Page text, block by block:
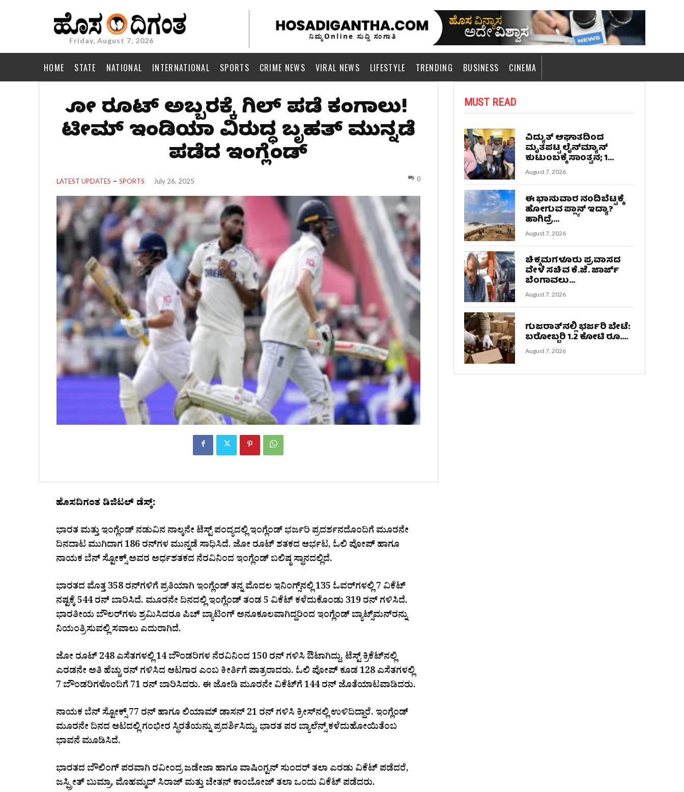
Friday, August 7, 2026
HOME STATE NATIONAL INTERNATIONAL SPORTS CRIME NEWS VIRAL NEWS LIFESTYLE TRENDING BUSINESS CINEMA
ಜೋ ರೂಟ್ ಅಬ್ಬರಕ್ಕೆ ಗಿಲ್ ಪಡೆ ಕಂಗಾಲು!
ಟೀಮ್ ಇಂಡಿಯಾ ವಿರುದ್ಧ ಬೃಹತ್ ಮುನ್ನಡೆ
ಪಡೆದ ಇಂಗ್ಲೆಂಡ್
LATEST UPDATES SPORTS July 26, 2025 0
ಹೊಸದಿಗಂತ ಡಿಜಿಟಲ್ ಡೆಸ್ಕ್:
ಭಾರತ ಮತ್ತು ಇಂಗ್ಲೆಂಡ್ ನಡುವಿನ ನಾಲ್ಕನೇ ಟೆಸ್ಟ್‌ ಪಂದ್ಯದಲ್ಲಿ ಇಂಗ್ಲೆಂಡ್ ಭರ್ಜರಿ ಪ್ರದರ್ಶನದೊಂದಿಗೆ ಮೂರನೇ
ದಿನದಾಟ ಮುಗಿದಾಗ 186 ರನ್‌ಗಳ ಮುನ್ನಡೆ ಸಾಧಿಸಿದೆ. ಜೋ ರೂಟ್ ಶತಕದ ಆರ್ಭಟ, ಓಲಿ ಪೋಪ್ ಹಾಗೂ
ನಾಯಕ ಬೆನ್ ಸ್ಟೋಕ್ಸ್ ಅವರ ಅರ್ಧಶತಕದ ನೆರವಿನಿಂದ ಇಂಗ್ಲೆಂಡ್ ಬಲಿಷ್ಠ ಸ್ಥಾನದಲ್ಲಿದೆ.
ಭಾರತದ ಮೊತ್ತ 358 ರನ್‌ಗಳಿಗೆ ಪ್ರತಿಯಾಗಿ ಇಂಗ್ಲೆಂಡ್ ತನ್ನ ಮೊದಲ ಇನಿಂಗ್ಸ್‌ನಲ್ಲಿ 135 ಓವರ್‌ಗಳಲ್ಲಿ 7 ವಿಕೆಟ್
ನಷ್ಟಕ್ಕೆ 544 ರನ್‌ ಬಾರಿಸಿದೆ. ಮೂರನೇ ದಿನದಲ್ಲಿ ಇಂಗ್ಲೆಂಡ್ ತಂಡ 5 ವಿಕೆಟ್ ಕಳೆದುಕೊಂಡು 319 ರನ್ ಗಳಿಸಿದೆ.
ಭಾರತೀಯ ಬೌಲರ್‌ಗಳು ಶ್ರಮಿಸಿದರೂ ಪಿಚ್ ಬ್ಯಾಟಿಂಗ್‌ ಅನೂಕೂಲವಾಗಿದ್ದರಿಂದ ಇಂಗ್ಲೆಂಡ್ ಬ್ಯಾಟ್ಸ್‌ಮನ್‌ರನ್ನು
ನಿಯಂತ್ರಿಸುವಲ್ಲಿ ಸವಾಲು ಎದುರಾಗಿದೆ.
ಜೋ ರೂಟ್ 248 ಎಸೆತಗಳಲ್ಲಿ 14 ಬೌಂಡರಿಗಳ ನೆರವಿನಿಂದ 150 ರನ್ ಗಳಿಸಿ ಔಟಾಗಿದ್ದು, ಟೆಸ್ಟ್ ಕ್ರಿಕೆಟ್‌ನಲ್ಲಿ
ಎರಡನೇ ಅತಿ ಹೆಚ್ಚು ರನ್‌ ಗಳಿಸಿದ ಆಟಗಾರ ಎಂಬ ಕೀರ್ತಿಗೆ ಪಾತ್ರರಾದರು. ಓಲಿ ಪೋಪ್ ಕೂಡ 128 ಎಸೆತಗಳಲ್ಲಿ
7 ಬೌಂಡರಿಗಳೊಂದಿಗೆ 71 ರನ್ ಬಾರಿಸಿದರು. ಈ ಜೋಡಿ ಮೂರನೇ ವಿಕೆಟ್‌ಗೆ 144 ರನ್ ಜೊತೆಯಾಟವಾಡಿದರು.
ನಾಯಕ ಬೆನ್ ಸ್ಟೋಕ್ಸ್ 77 ರನ್ ಹಾಗೂ ಲಿಯಾಮ್ ಡಾಸನ್ 21 ರನ್ ಗಳಿಸಿ ಕ್ರೀಸ್‌ನಲ್ಲಿ ಉಳಿದಿದ್ದಾರೆ. ಇಂಗ್ಲೆಂಡ್
ಮೂರನೇ ದಿನದ ಆಟದಲ್ಲಿ ಗಂಭೀರ ಸ್ಥಿರತೆಯನ್ನು ಪ್ರದರ್ಶಿಸಿದ್ದು, ಭಾರತ ಪರ ಬ್ಯಾಲೆನ್ಸ್ ಕಳೆದುಹೋಯಿತೆಂಬ
ಭಾವನೆ ಮೂಡಿಸಿದೆ.
ಭಾರತದ ಬೌಲಿಂಗ್ ಪರವಾಗಿ ರವೀಂದ್ರ ಜಡೇಜಾ ಹಾಗೂ ವಾಷಿಂಗ್ಟನ್ ಸುಂದರ್ ತಲಾ ಎರಡು ವಿಕೆಟ್ ಪಡೆದರೆ,
ಜಸ್ಪ್ರೀತ್ ಬುಮ್ರಾ, ಮೊಹಮ್ಮದ್ ಸಿರಾಜ್ ಮತ್ತು ಚೇತನ್ ಕಾಂಬೋಜ್ ತಲಾ ಒಂದು ವಿಕೆಟ್ ಪಡೆದರು.
MUST READ
ವಿದ್ಯುತ್ ಆಘಾತದಿಂದ
ಮೃತಪಟ್ಟ ಲೈನ್‌ಮ್ಯಾನ್
ಕುಟುಂಬಕ್ಕೆ ಸಾಂತ್ವನ; 1...
August 7, 2026
ಈ ಭಾನುವಾರ ನಂದಿಬೆಟ್ಟಕ್ಕೆ
ಹೋಗುವ ಪ್ಲ್ಯಾನ್ ಇದ್ಯಾ?
ಹಾಗಿದ್ರೆ...
August 7, 2026
ಚಿಕ್ಕಮಗಳೂರು ಪ್ರವಾಸದ
ವೇಳೆ ಸಚಿವ ಕೆ.ಜೆ. ಜಾರ್ಜ್
ಬೆಂಗಾವಲು...
August 7, 2026
ಗುಜರಾತ್‌ನಲ್ಲಿ ಭರ್ಜರಿ ಬೇಟೆ:
ಬರೋಬ್ಬರಿ 1.2 ಕೋಟಿ ರೂ....
August 7, 2026